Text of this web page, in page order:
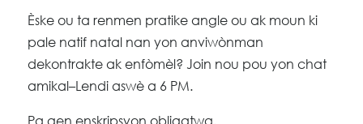
Èske ou ta renmen pratike angle ou ak moun ki
pale natif natal nan yon anviwònman
dekontrakte ak enfòmèl? Join nou pou yon chat
amikal–Lendi aswè a 6 PM.